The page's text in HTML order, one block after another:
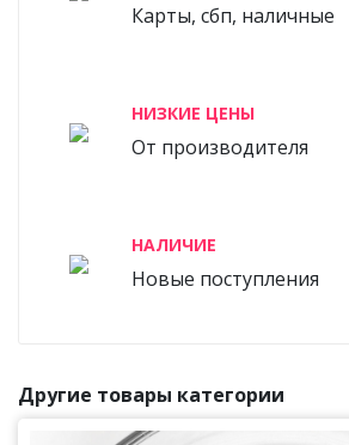
Карты, сбп, наличные
НИЗКИЕ ЦЕНЫ
От производителя
НАЛИЧИЕ
Новые поступления
Другие товары категории